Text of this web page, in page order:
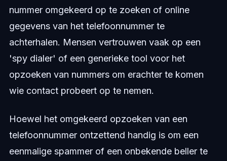
nummer omgekeerd op te zoeken of online
gegevens van het telefoonnummer te
achterhalen. Mensen vertrouwen vaak op een
'spy dialer' of een generieke tool voor het
opzoeken van nummers om erachter te komen
wie contact probeert op te nemen.
Hoewel het omgekeerd opzoeken van een
telefoonnummer ontzettend handig is om een
eenmalige spammer of een onbekende beller te